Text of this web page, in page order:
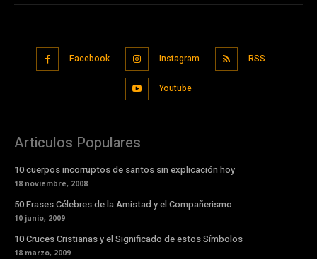
Facebook Instagram RSS
Youtube
Articulos Populares
10 cuerpos incorruptos de santos sin explicación hoy
18 noviembre, 2008
50 Frases Célebres de la Amistad y el Compañerismo
10 junio, 2009
10 Cruces Cristianas y el Significado de estos Símbolos
18 marzo, 2009